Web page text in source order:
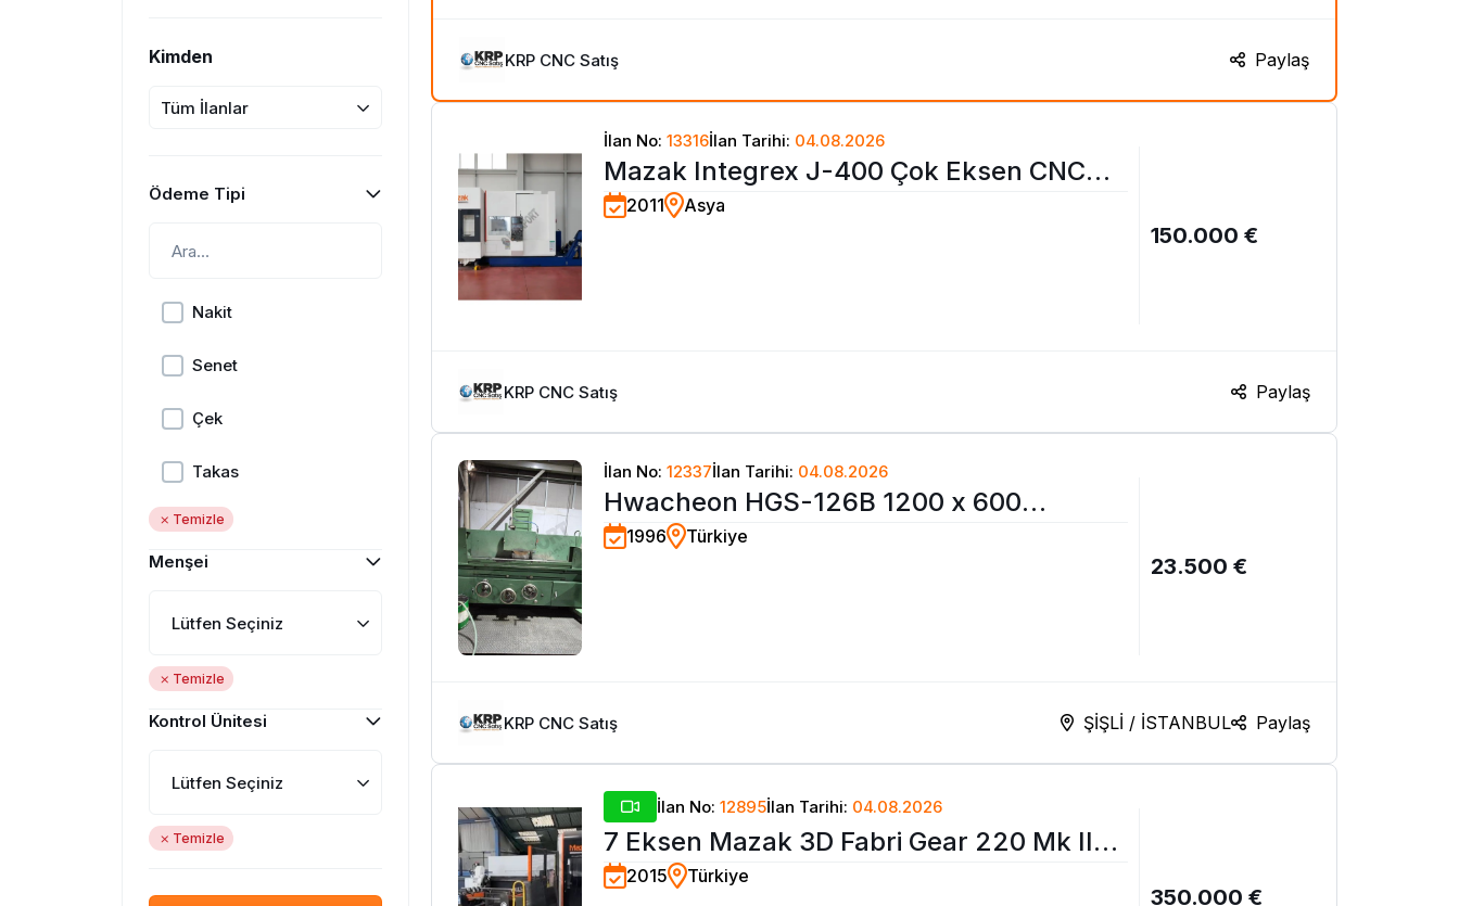
Kimden
Tüm İlanlar
Ödeme Tipi
Nakit
Senet
Çek
Takas
Temizle
Menşei
Lütfen Seçiniz
Temizle
Kontrol Ünitesi
Lütfen Seçiniz
Temizle
KRP CNC Satış Paylaş
İlan No:13316İlan Tarihi: 04.08.2026
Mazak Integrex J-400 Çok Eksen CNC
Tornalama Merkezi-2011
2011 Asya
150.000 €
KRP CNC Satış Paylaş
İlan No:12337İlan Tarihi: 04.08.2026
Hwacheon HGS-126B 1200 x 600
Üniversal Yüzey Taşlama Tezgahı
1996 Türkiye
23.500 €
KRP CNC Satış ŞİŞLİ / İSTANBUL Paylaş
İlan No:12895İlan Tarihi: 04.08.2026
7 Eksen Mazak 3D Fabri Gear 220 Mk II
CNC Lazer Kesim Makinesi
2015 Türkiye
350.000 €